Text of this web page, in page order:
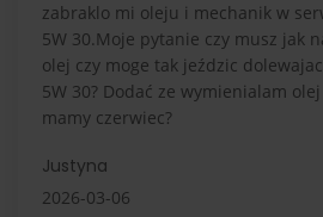
zabraklo mi oleju i mechanik w
5W 30.Moje pytanie czy musz jak
olej czy moge tak jeździc
5W 30? Dodać ze wymienialam
mamy czerwiec?
Justyna
2026-03-06